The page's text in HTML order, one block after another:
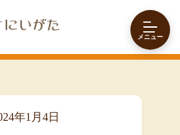
メニュー
年1月4日